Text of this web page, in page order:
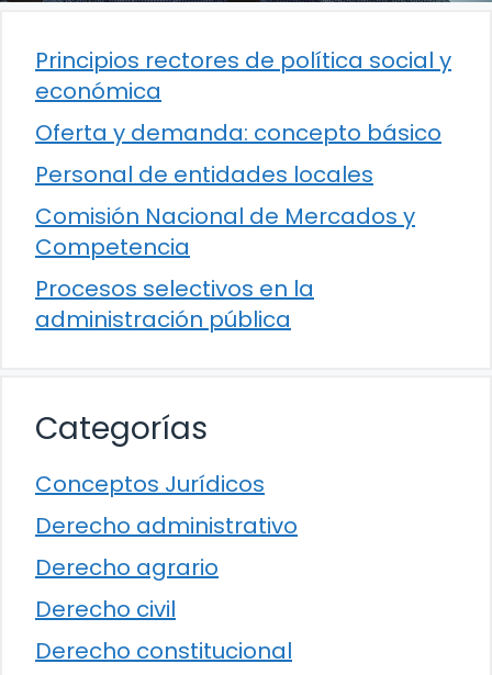
Principios rectores de política social y
económica
Oferta y demanda: concepto básico
Personal de entidades locales
Comisión Nacional de Mercados y
Competencia
Procesos selectivos en la
administración pública
Categorías
Conceptos Jurídicos
Derecho administrativo
Derecho agrario
Derecho civil
Derecho constitucional